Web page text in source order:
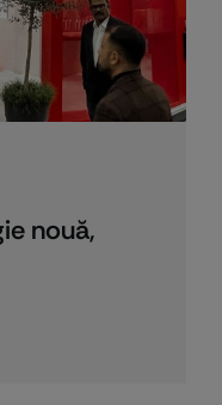
nouă,